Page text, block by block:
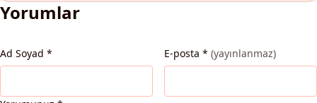
Yorumlar
Ad Soyad * E-posta * (yayınlanmaz)